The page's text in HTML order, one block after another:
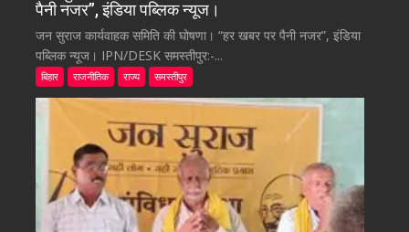
पैनी नजर”, इंडिया पब्लिक न्यूज।
जन सुराज कार्यवाहक समिति की घोषणा। “हर खबर पर पैनी नजर”, इंडिया
पब्लिक न्यूज। IPN/DESK समस्तीपुर:-...
बिहार राजनीतिक राज्य समस्तीपुर